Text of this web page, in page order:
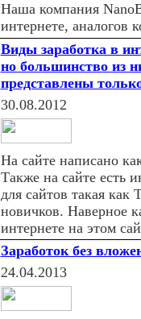
Наша компания
интернете, аналогов
Виды заработка в
но большинство из
представлены
30.08.2012
На сайте написано
Также на сайте есть
для сайтов такая
новичков. Наверное
интернете на этом
Заработок без
24.04.2013